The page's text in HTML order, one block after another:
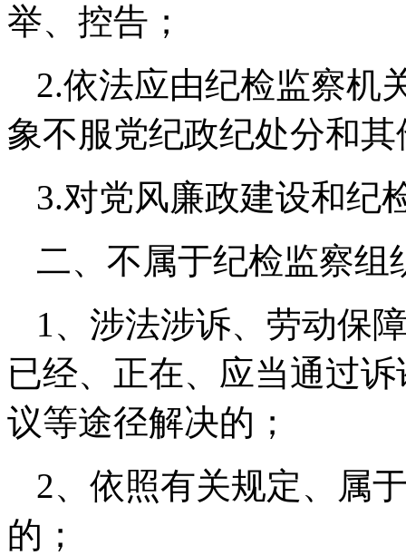
举、控告；
2.依法应由纪检监察机
象不服党纪政纪处分和
3.对党风廉政建设和纪
二、不属于纪检监察组
1 、涉法涉诉、劳动保
已经、正在、应当通过
议等途径解决的；
2、依照有关规定、属
的；